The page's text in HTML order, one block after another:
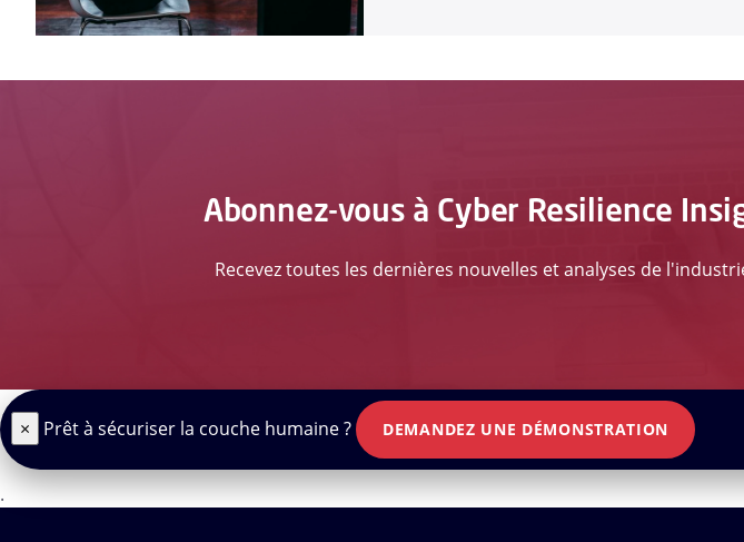
Abonnez-vous à Cyber Resilience
Recevez toutes les dernières nouvelles et analyses de
× Prêt à sécuriser la couche humaine ? DEMANDEZ UNE DÉMONSTRATION
.